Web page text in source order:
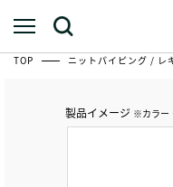
TOP ニットパイピング / レ
製品イメージ ※カラー